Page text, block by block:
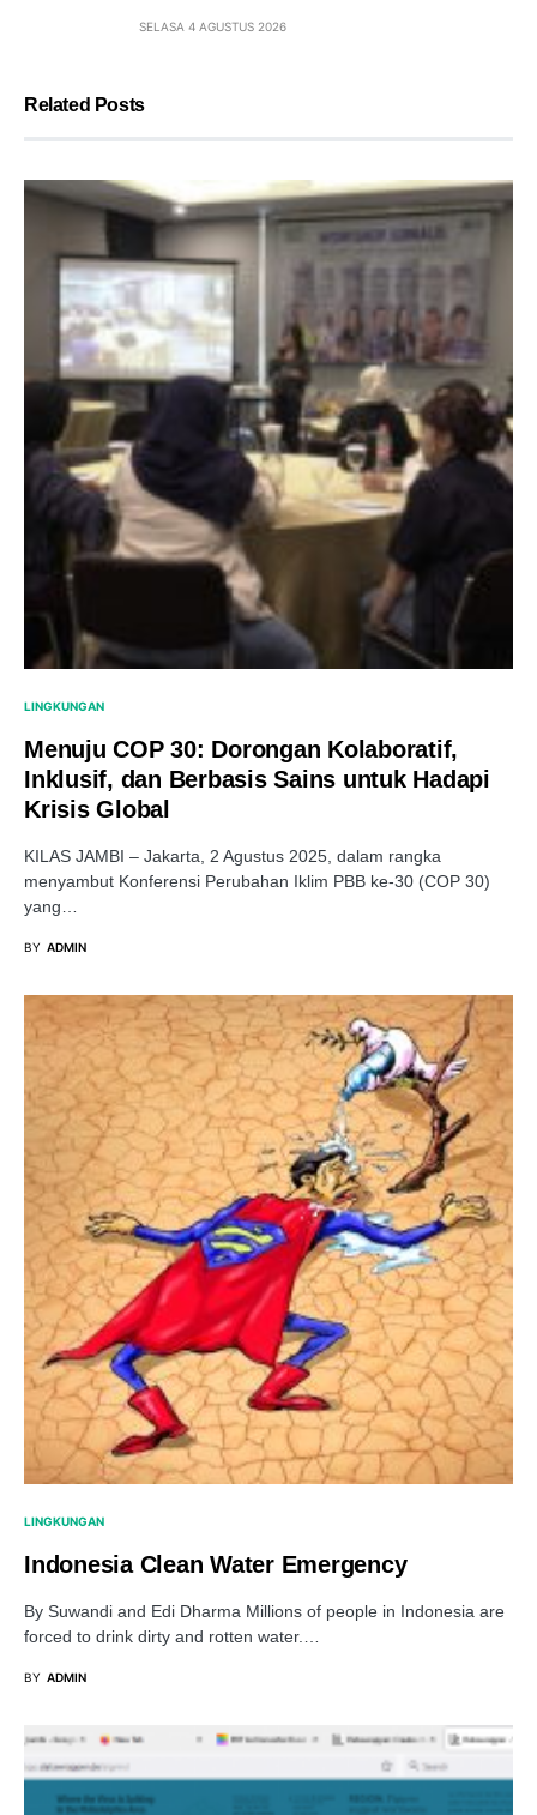
SELASA 4 AGUSTUS 2026
Related Posts
LINGKUNGAN
Menuju COP 30: Dorongan Kolaboratif,
Inklusif, dan Berbasis Sains untuk Hadapi
Krisis Global
KILAS JAMBI – Jakarta, 2 Agustus 2025, dalam rangka
menyambut Konferensi Perubahan Iklim PBB ke-30 (COP 30)
yang…
BY ADMIN
LINGKUNGAN
Indonesia Clean Water Emergency
By Suwandi and Edi Dharma Millions of people in Indonesia are
forced to drink dirty and rotten water.…
BY ADMIN